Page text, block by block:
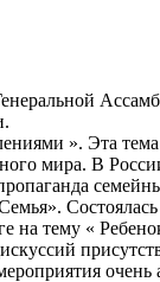
». Эта
мира. В
на тему «